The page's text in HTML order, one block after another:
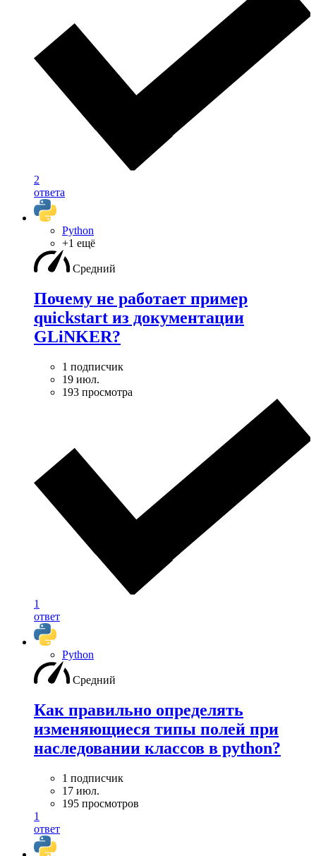
2
ответа
Python
+1 ещё
Средний
Почему не работает пример
quickstart из документации
GLiNKER?
1 подписчик
19 июл.
193 просмотра
1
ответ
Python
Средний
Как правильно определять
изменяющиеся типы полей при
наследовании классов в python?
1 подписчик
17 июл.
195 просмотров
1
ответ